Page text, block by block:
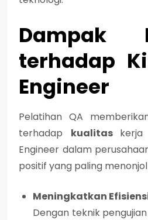
Dampak
terhadap
Engineer
Pelatihan QA
terhadap kualitas
Engineer dalam
positif yang paling
Meningkatkan
Dengan teknik